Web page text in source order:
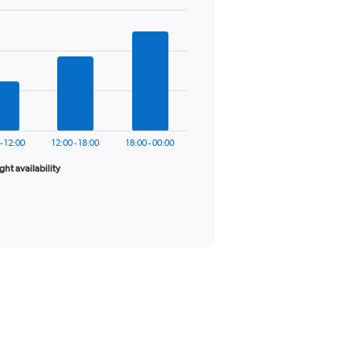
availability
12:00 12:00 - 18:00 18:00 - 00:00